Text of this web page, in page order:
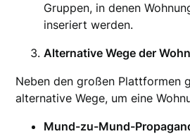
Gruppen, in denen
inseriert werden.
Alternative Wege der
Neben den großen Plattformen
alternative Wege, um eine
Mund-zu-Mund-